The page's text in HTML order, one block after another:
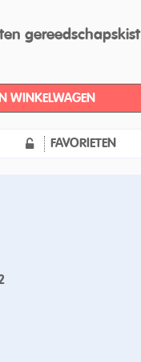
gereedschapskist
WINKELWAGEN
FAVORIETEN